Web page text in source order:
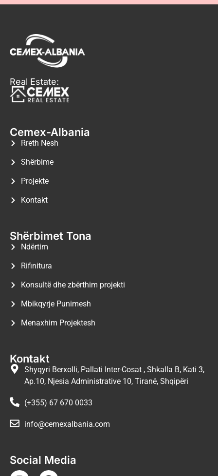
Real Estate:
Cemex-Albania
Rreth Nesh
Shërbime
Projekte
Kontakt
Shërbimet Tona
Ndërtim
Rifinitura
Konsultë dhe zbërthim projekti
Mbikqyrje Punimesh
Menaxhim Projektesh
Kontakt
Shyqyri Berxolli, Pallati Inter-Cosat , Shkalla B, Kati 3,
Ap.10, Njesia Administrative 10, Tiranë, Shqipëri
(+355) 67 670 0033
info@cemexalbania.com
Social Media